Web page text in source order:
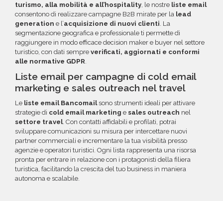
turismo, alla mobilità e all’hospitality , le nostre liste email
consentono di realizzare campagne B2B mirate per la lead
generation e l’acquisizione di nuovi clienti . La
segmentazione geografica e professionale ti permette di
raggiungere in modo efficace decision maker e buyer nel settore
turistico, con dati sempre verificati, aggiornati e conformi
alle normative GDPR
Liste email per campagne di cold email
marketing e sales outreach nel travel
Le liste email Bancomailsono strumenti ideali per attivare
strategie di cold email marketing e sales outreach nel
settore travel. Con contatti affidabili e profilati, potrai
sviluppare comunicazioni su misura per intercettare nuovi
partner commerciali e incrementare la tua visibilità presso
agenzie e operatori turistici. Ogni lista rappresenta una risorsa
pronta per entrare in relazione con i protagonisti della filiera
turistica, facilitando la crescita del tuo business in maniera
autonoma e scalabile.